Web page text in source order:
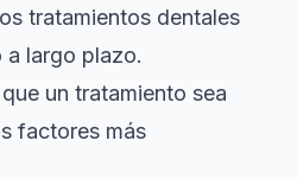
tratamientos dentales
largo plazo.
un tratamiento sea
factores más